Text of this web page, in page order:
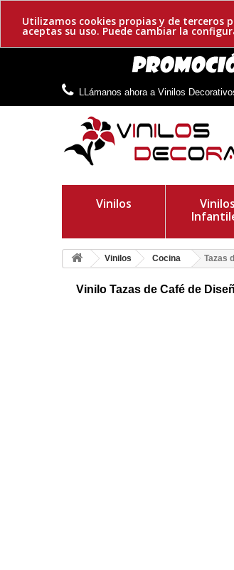
Utilizamos cookies propias y de terceros
aceptas su uso. Puede cambiar la
LLámanos ahora a Vinilos
Vinilos
Vinilos
Vinilos Cocina Tazas
Vinilo Tazas de Café de